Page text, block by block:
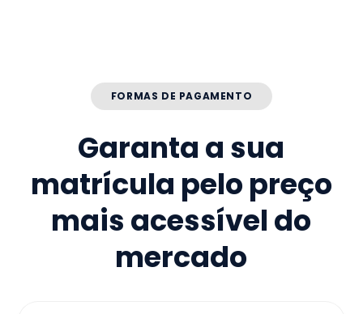
FORMAS DE PAGAMENTO
Garanta a sua
matrícula pelo preço
mais acessível do
mercado